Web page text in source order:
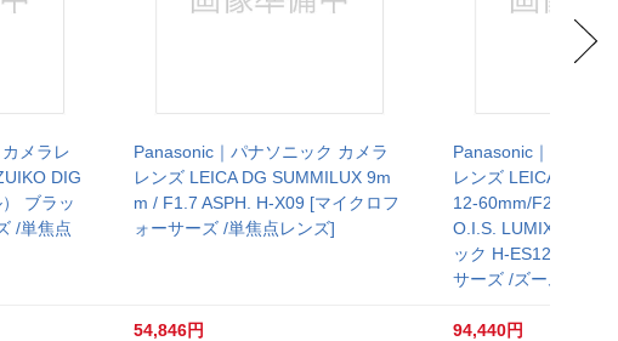
メラレ
DIG
ブラッ
/単焦点
Panasonic｜パナソニック カメラ
レンズ LEICA DG SUMMILUX 9m
m / F1.7 ASPH. H-X09 [マイクロフ
ォーサーズ /単焦点レンズ]
54,846円
Panasonic｜パナソ
レンズ LEICA DG
12-60mm/F2.8-4.0
O.I.S. LUMIX（ルミ
ック H-ES12060 [マ
サーズ /ズームレン
94,440円